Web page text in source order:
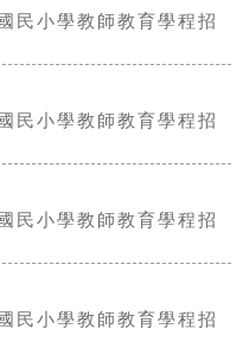
民小學教師教育學程招
民小學教師教育學程招
民小學教師教育學程招
民小學教師教育學程招